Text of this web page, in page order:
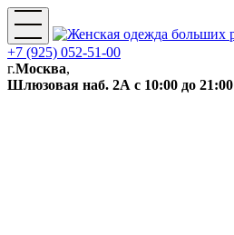
+7 (925) 052-51-00
г.Москва,
Шлюзовая наб. 2А с 10:00 до 21:00